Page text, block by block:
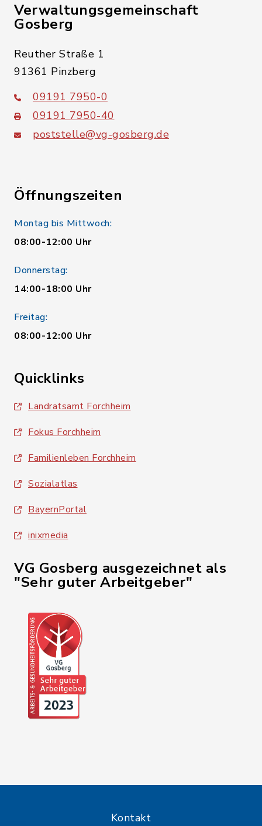
Verwaltungsgemeinschaft
Gosberg
Reuther Straße 1
91361 Pinzberg
09191 7950-0
09191 7950-40
poststelle@vg-gosberg.de
Öffnungszeiten
Montag bis Mittwoch:
08:00-12:00 Uhr
Donnerstag:
14:00-18:00 Uhr
Freitag:
08:00-12:00 Uhr
Quicklinks
Landratsamt Forchheim
Fokus Forchheim
Familienleben Forchheim
Sozialatlas
BayernPortal
inixmedia
VG Gosberg ausgezeichnet als
"Sehr guter Arbeitgeber"
Kontakt